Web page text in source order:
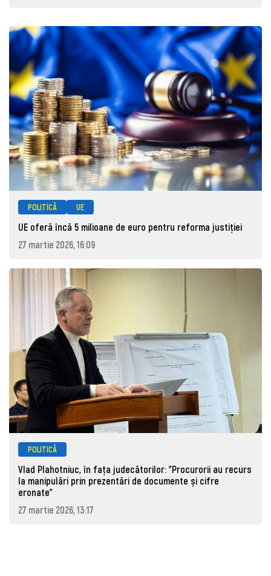
POLITICĂ UE
UE oferă încă 5 milioane de euro pentru reforma justiției
27 martie 2026, 16:09
POLITICĂ
Vlad Plahotniuc, în fața judecătorilor: "Procurorii au recurs
la manipulări prin prezentări de documente și cifre
eronate"
27 martie 2026, 13:17